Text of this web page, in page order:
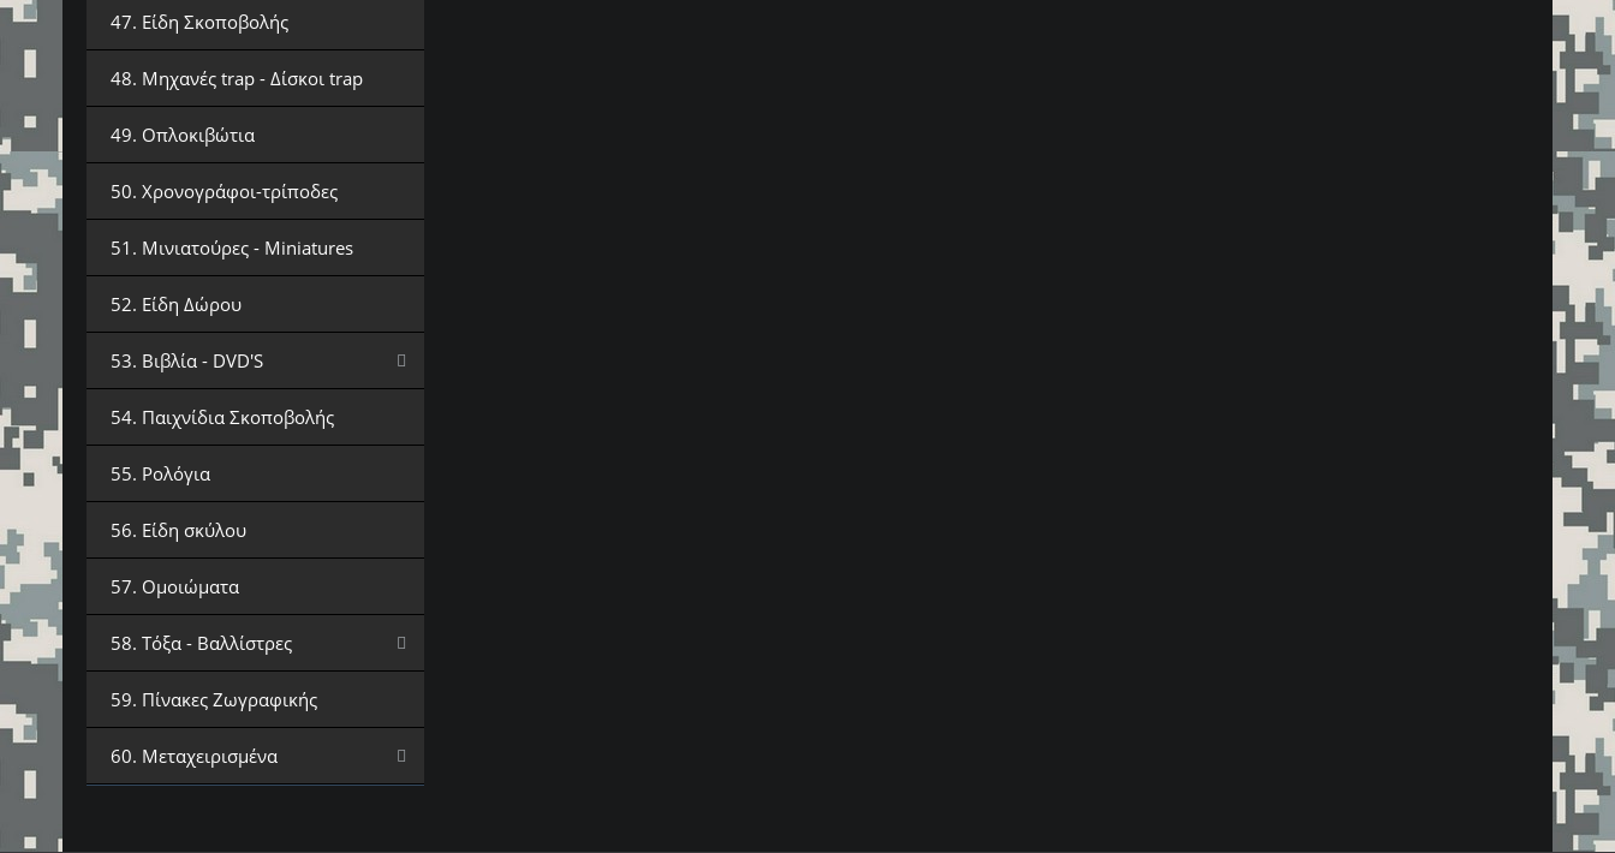
47. Είδη Σκοποβολής
48. Μηχανές trap - Δίσκοι trap
49. Οπλοκιβώτια
50. Χρονογράφοι-τρίποδες
51. Μινιατούρες - Miniatures
52. Είδη Δώρου
53. Βιβλία - DVD'S
54. Παιχνίδια Σκοποβολής
55. Ρολόγια
56. Είδη σκύλου
57. Ομοιώματα
58. Τόξα - Βαλλίστρες
59. Πίνακες Ζωγραφικής
60. Μεταχειρισμένα